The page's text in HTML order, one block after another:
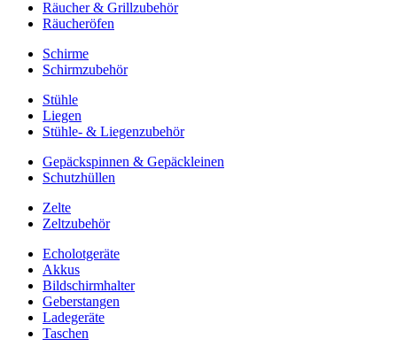
Räucher & Grillzubehör
Räucheröfen
Schirme
Schirmzubehör
Stühle
Liegen
Stühle- & Liegenzubehör
Gepäckspinnen & Gepäckleinen
Schutzhüllen
Zelte
Zeltzubehör
Echolotgeräte
Akkus
Bildschirmhalter
Geberstangen
Ladegeräte
Taschen